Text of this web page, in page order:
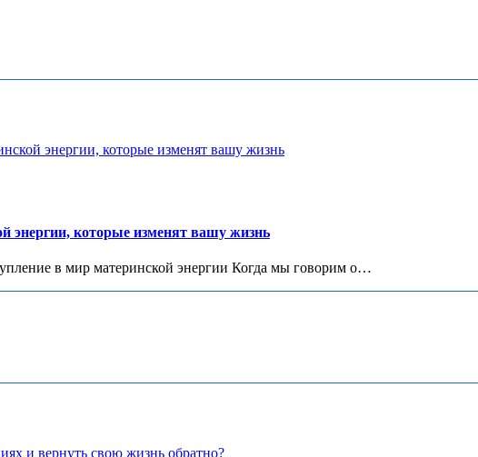
энергии, которые изменят вашу жизнь
в мир материнской энергии Когда мы говорим о…